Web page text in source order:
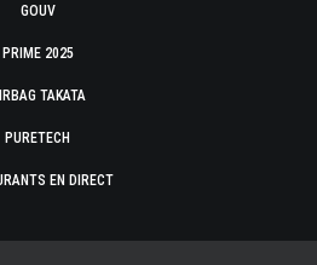
GOUV
PRIME 2025
TAKATA
PURETECH
EN DIRECT